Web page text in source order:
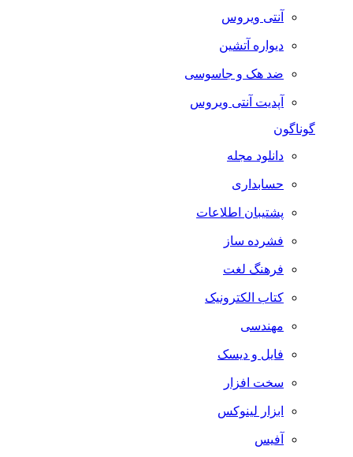
آنتی ویروس
دیواره آتشین
ضد هک و جاسوسی
آپدیت آنتی ویروس
گوناگون
دانلود مجله
حسابداری
پشتیبان اطلاعات
فشرده ساز
فرهنگ لغت
کتاب الکترونیک
مهندسی
فایل و دیسک
سخت افزار
ابزار لینوکس
آفیس